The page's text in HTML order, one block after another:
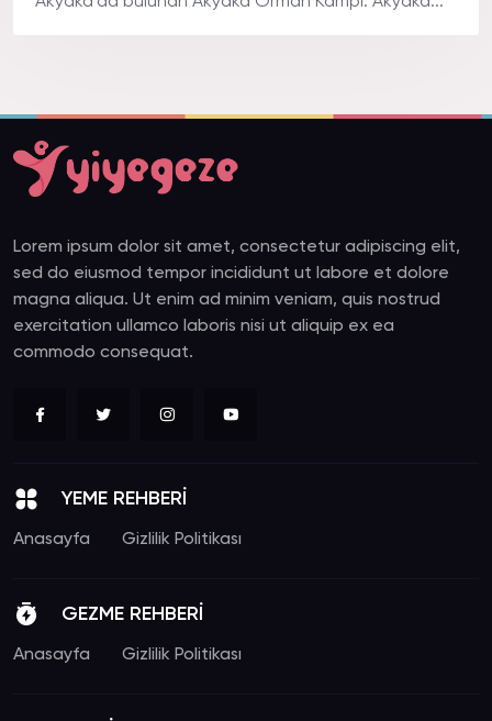
Lorem ipsum dolor sit amet, consectetur adipiscing elit,
sed do eiusmod tempor incididunt ut labore et dolore
magna aliqua. Ut enim ad minim veniam, quis nostrud
exercitation ullamco laboris nisi ut aliquip ex ea
commodo consequat.
YEME REHBERİ
Anasayfa Gizlilik Politikası
GEZME REHBERİ
Anasayfa Gizlilik Politikası